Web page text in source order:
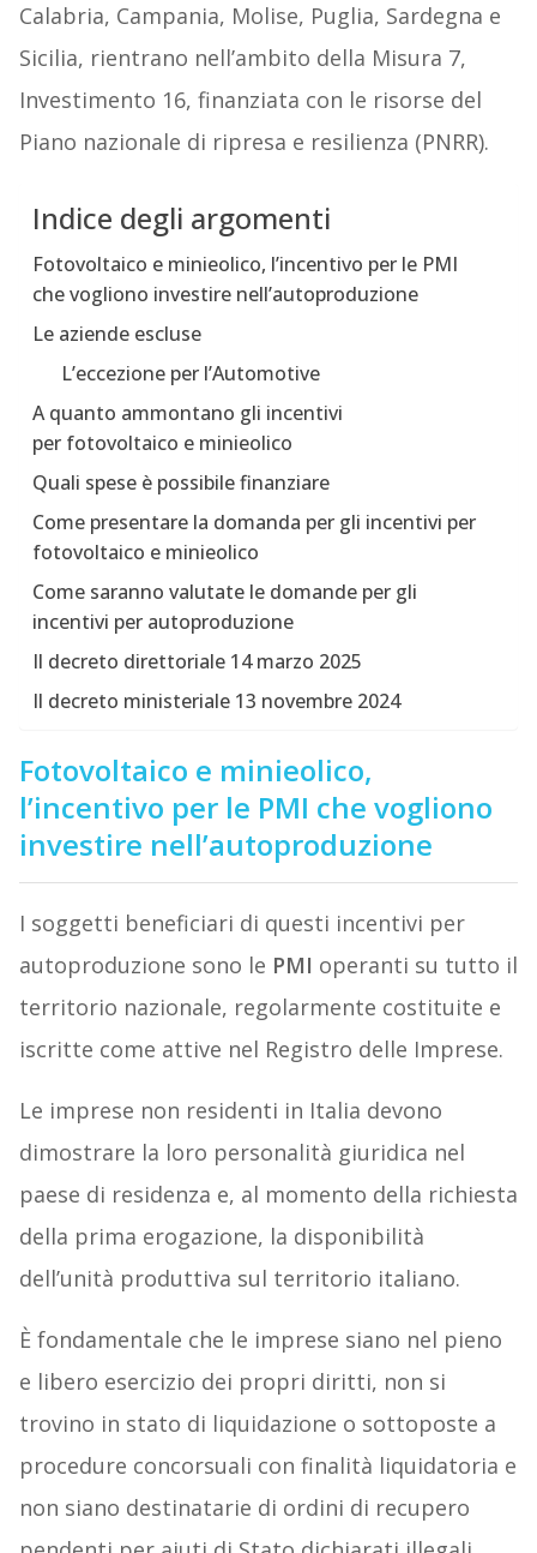
Calabria, Campania, Molise, Puglia, Sardegna e
Sicilia, rientrano nell’ambito della Misura 7,
Investimento 16, finanziata con le risorse del
Piano nazionale di ripresa e resilienza (PNRR).
Indice degli argomenti
Fotovoltaico e minieolico, l’incentivo per le PMI
che vogliono investire nell’autoproduzione
Le aziende escluse
L’eccezione per l’Automotive
A quanto ammontano gli incentivi
per fotovoltaico e minieolico
Quali spese è possibile finanziare
Come presentare la domanda per gli incentivi per
fotovoltaico e minieolico
Come saranno valutate le domande per gli
incentivi per autoproduzione
Il decreto direttoriale 14 marzo 2025
Il decreto ministeriale 13 novembre 2024
Fotovoltaico e minieolico,
l’incentivo per le PMI che vogliono
investire nell’autoproduzione
I soggetti beneficiari di questi incentivi per
autoproduzione sono le PMI operanti su tutto il
territorio nazionale, regolarmente costituite e
iscritte come attive nel Registro delle Imprese.
Le imprese non residenti in Italia devono
dimostrare la loro personalità giuridica nel
paese di residenza e, al momento della richiesta
della prima erogazione, la disponibilità
dell’unità produttiva sul territorio italiano.
È fondamentale che le imprese siano nel pieno
e libero esercizio dei propri diritti, non si
trovino in stato di liquidazione o sottoposte a
procedure concorsuali con finalità liquidatoria e
non siano destinatarie di ordini di recupero